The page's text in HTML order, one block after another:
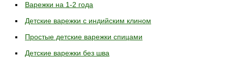
Варежки на 1-2 года
Детские варежки с индийским клином
Простые детские варежки спицами
Детские варежки без шва